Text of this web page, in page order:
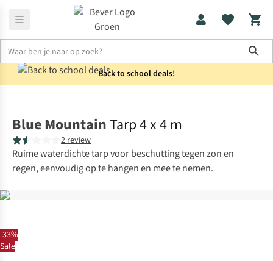
Back to schooldeals!
-33%
Sale
Blue MountainTarp 4 x 4 m
2 review
Ruime waterdichte tarp voor beschutting tegen zon en
regen, eenvoudig op te hangen en mee te nemen.